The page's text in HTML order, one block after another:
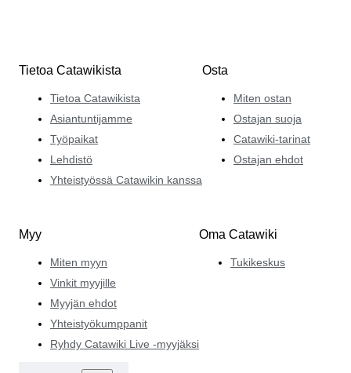
Tietoa Catawikista
Tietoa Catawikista
Asiantuntijamme
Työpaikat
Lehdistö
Yhteistyössä Catawikin kanssa
Osta
Miten ostan
Ostajan suoja
Catawiki-tarinat
Ostajan ehdot
Myy
Miten myyn
Vinkit myyjille
Myyjän ehdot
Yhteistyökumppanit
Ryhdy Catawiki Live -myyjäksi
Oma Catawiki
Tukikeskus